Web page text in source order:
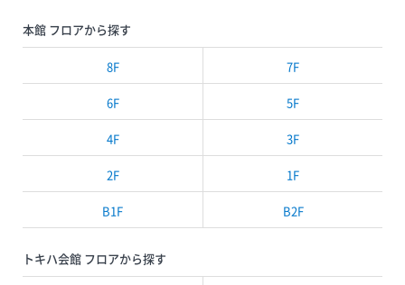
本館 フロアから探す
8F 7F
6F 5F
4F 3F
2F 1F
B1F B2F
トキハ会館 フロアから探す